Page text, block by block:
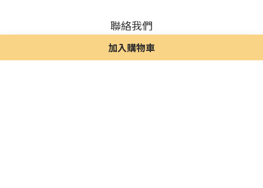
加入購物車
聯絡我們
電郵 / gwkoreaolinea@gmail.com